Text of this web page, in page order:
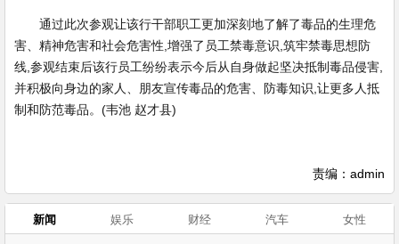
通过此次参观让该行干部职工更加深刻地了解了毒品的生理危
害、精神危害和社会危害性,增强了员工禁毒意识,筑牢禁毒思想防
线,参观结束后该行员工纷纷表示今后从自身做起坚决抵制毒品侵害,
并积极向身边的家人、朋友宣传毒品的危害、防毒知识,让更多人抵
制和防范毒品。(韦池 赵才县)
责编：admin
新闻 娱乐 财经 汽车 女性